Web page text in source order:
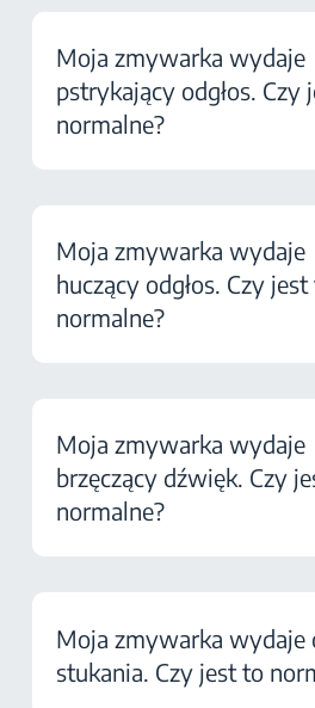
Moja zmywarka wydaje
pstrykający odgłos. Czy
normalne?
Moja zmywarka wydaje
huczący odgłos. Czy
normalne?
Moja zmywarka wydaje
brzęczący dźwięk. Czy
normalne?
Moja zmywarka wydaje
stukania. Czy jest to